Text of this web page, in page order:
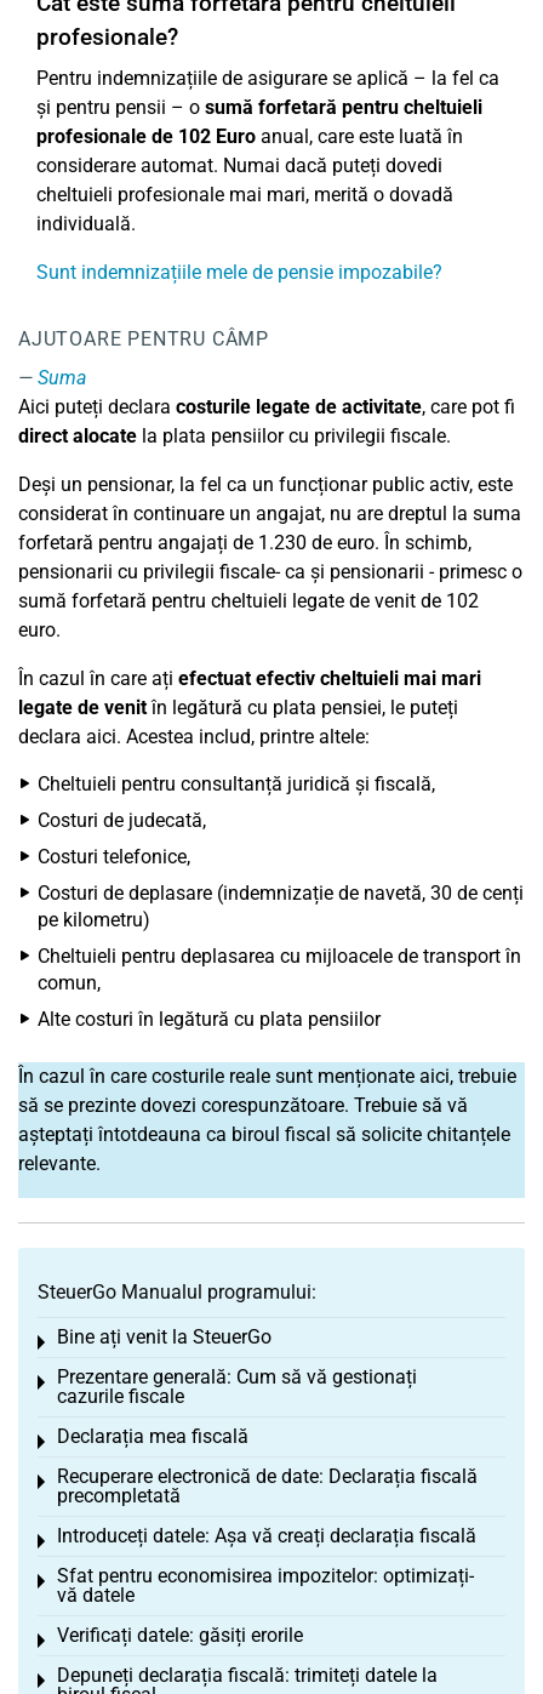
profesionale?
Pentru indemnizațiile de asigurare se aplică – la fel ca
și pentru pensii – o sumă forfetară pentru cheltuieli
profesionale de 102 Euro anual, care este luată în
considerare automat. Numai dacă puteți dovedi
cheltuieli profesionale mai mari, merită o dovadă
individuală.
Sunt indemnizațiile mele de pensie impozabile?
AJUTOARE PENTRU CÂMP
Suma
Aici puteți declara costurile legate de activitate, care pot fi
direct alocate la plata pensiilor cu privilegii fiscale.
Deși un pensionar, la fel ca un funcționar public activ, este
considerat în continuare un angajat, nu are dreptul la suma
forfetară pentru angajați de 1.230 de euro. În schimb,
pensionarii cu privilegii fiscale- ca și pensionarii - primesc o
sumă forfetară pentru cheltuieli legate de venit de 102
euro.
În cazul în care ați efectuat efectiv cheltuieli mai mari
legate de venitîn legătură cu plata pensiei, le puteți
declara aici. Acestea includ, printre altele:
Cheltuieli pentru consultanță juridică și fiscală,
Costuri de judecată,
Costuri telefonice,
Costuri de deplasare (indemnizație de navetă, 30 de cenți
pe kilometru)
Cheltuieli pentru deplasarea cu mijloacele de transport în
comun,
Alte costuri în legătură cu plata pensiilor
În cazul în care costurile reale sunt menționate aici, trebuie
să se prezinte dovezi corespunzătoare. Trebuie să vă
așteptați întotdeauna ca biroul fiscal să solicite chitanțele
relevante.
SteuerGo Manualul programului:
Bine ați venit la SteuerGo
Toggle menu
Prezentare generală: Cum să vă gestionați
cazurile fiscale
Toggle menu
Declarația mea fiscală
Toggle menu
Recuperare electronică de date: Declarația fiscală
precompletată
Toggle menu
Introduceți datele: Așa vă creați declarația fiscală
Toggle menu
Sfat pentru economisirea impozitelor: optimizați-
vă datele
Toggle menu
Verificați datele: găsiți erorile
Toggle menu
Depuneți declarația fiscală: trimiteți datele la
Toggle menu